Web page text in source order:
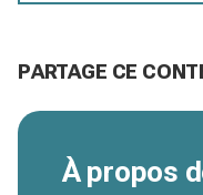
PARTAGE CE
À propos